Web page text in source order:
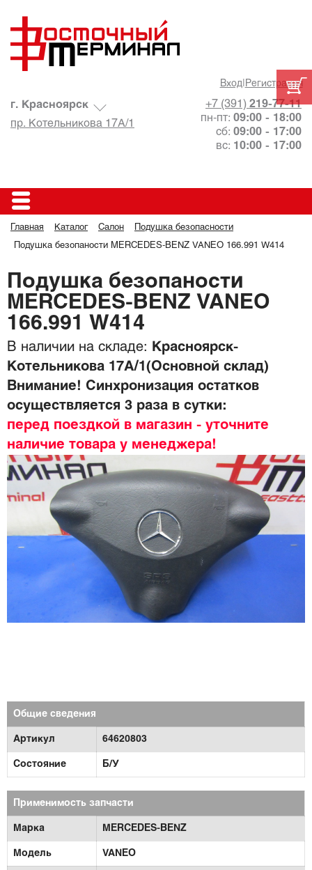
Вход| Регистрация
+7 (391) 219-77-11
пн-пт: 09:00 - 18:00
сб: 09:00 - 17:00
вс: 10:00 - 17:00
г. Красноярск
пр. Котельникова 17А/1
Главная Каталог Салон Подушка безопасности
Подушка безопаности MERCEDES-BENZ VANEO 166.991 W414
Подушка безопаности
MERCEDES-BENZ VANEO
166.991 W414
В наличии на складе:
Красноярск-
Котельникова 17А/1(Основной склад)
Внимание! Синхронизация остатков
осуществляется 3 раза в сутки:
перед поездкой в магазин - уточните
наличие товара у менеджера!
Общие сведения
Артикул 64620803
Состояние Б/У
Применимость запчасти
Марка MERCEDES-BENZ
Модель VANEO